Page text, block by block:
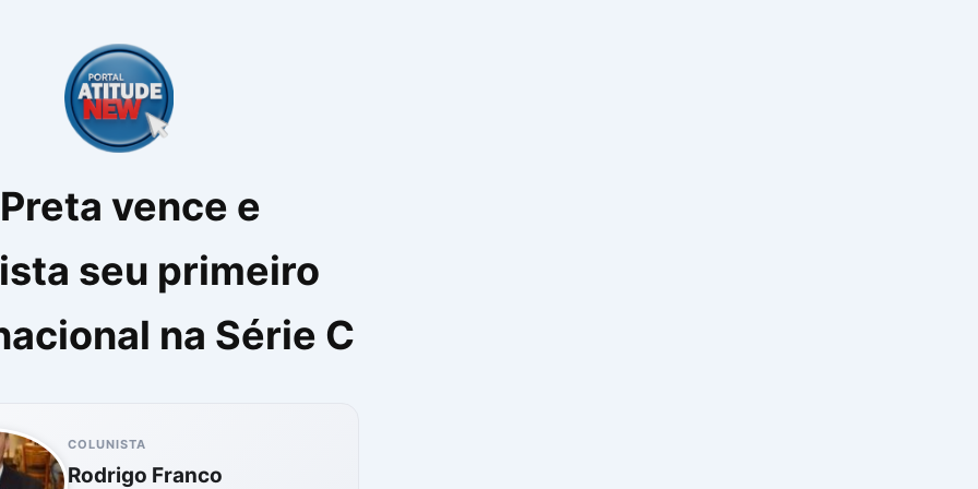
vence e
seu primeiro
na Série C
COLUNISTA
Rodrigo Franco